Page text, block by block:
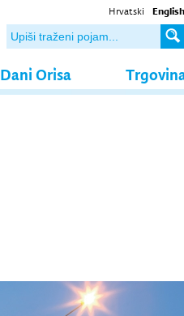
Hrvatski English
Dani Orisa